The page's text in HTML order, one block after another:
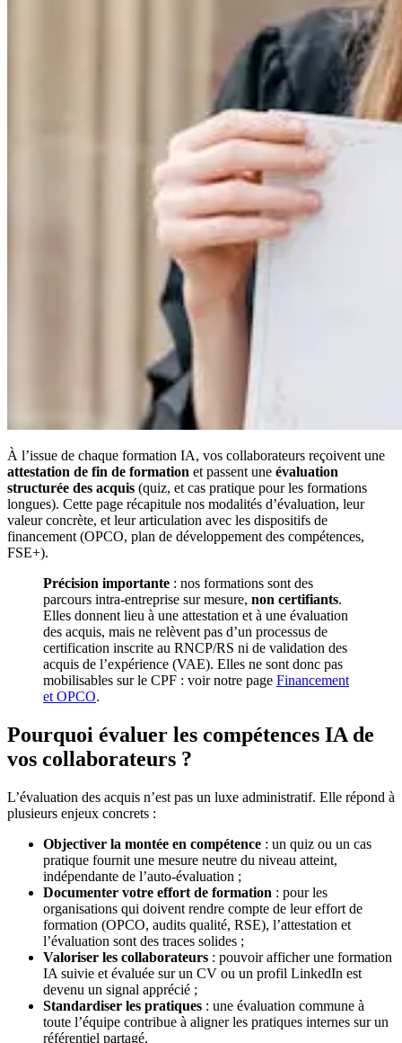
À l’issue de chaque formation IA, vos collaborateurs reçoivent une
attestation de fin de formation et passent une évaluation
structurée des acquis (quiz, et cas pratique pour les formations
longues). Cette page récapitule nos modalités d’évaluation, leur
valeur concrète, et leur articulation avec les dispositifs de
financement (OPCO, plan de développement des compétences,
FSE+).
Précision importante : nos formations sont des
parcours intra-entreprise sur mesure, non certifiants.
Elles donnent lieu à une attestation et à une évaluation
des acquis, mais ne relèvent pas d’un processus de
certification inscrite au RNCP/RS ni de validation des
acquis de l’expérience (VAE). Elles ne sont donc pas
mobilisables sur le CPF : voir notre page Financement
et OPCO.
Pourquoi évaluer les compétences IA de
vos collaborateurs ?
L’évaluation des acquis n’est pas un luxe administratif. Elle répond à
plusieurs enjeux concrets :
Objectiver la montée en compétence : un quiz ou un cas
pratique fournit une mesure neutre du niveau atteint,
indépendante de l’auto-évaluation ;
Documenter votre effort de formation : pour les
organisations qui doivent rendre compte de leur effort de
formation (OPCO, audits qualité, RSE), l’attestation et
l’évaluation sont des traces solides ;
Valoriser les collaborateurs : pouvoir afficher une formation
IA suivie et évaluée sur un CV ou un profil LinkedIn est
devenu un signal apprécié ;
Standardiser les pratiques : une évaluation commune à
toute l’équipe contribue à aligner les pratiques internes sur un
référentiel partagé.